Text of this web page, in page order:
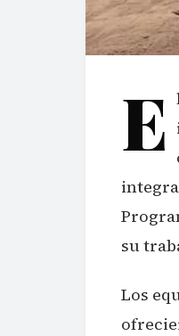
E
su
Los